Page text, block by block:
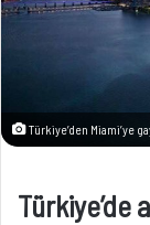
Türkiye’den Miami’ye